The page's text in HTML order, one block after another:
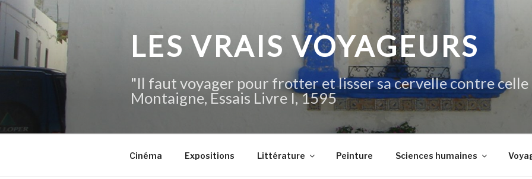
Aller
contenu
principal
LES VRAIS VOYAGEURS
"Il faut voyager pour frotter et lisser sa cervelle contre
Montaigne, Essais Livre I, 1595
Cinéma Expositions Littérature Peinture Sciences humaines